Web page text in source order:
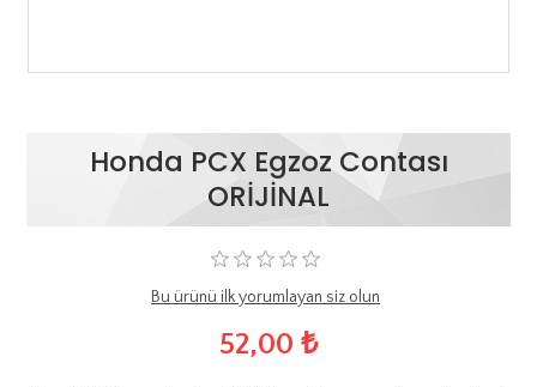
Honda PCX Egzoz Contası
ORİJİNAL
Bu ürünü ilk yorumlayan siz olun
52,00 ₺